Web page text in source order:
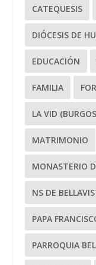
CATEQUESIS
DIÓCESIS DE
EDUCACIÓN
FAMILIA
LA VID
MATRIMONIO
MONASTERIO
NS DE
PAPA
PARROQUIA